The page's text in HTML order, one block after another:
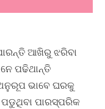
ଆଖିରୁ ଝରିବା
ପଢିଥାନ୍ତି
ଭାବେ ଘରକୁ
ପଡୁଥିବା ପାରସ୍ପରିକ